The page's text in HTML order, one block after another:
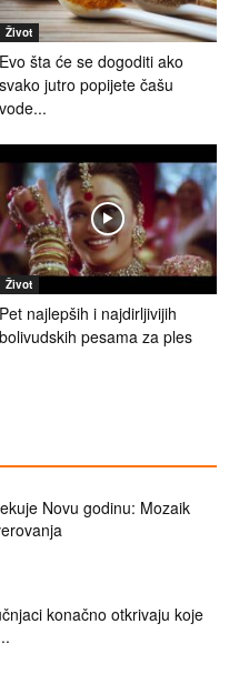
Život
Evo šta će se dogoditi ako
svako jutro popijete čašu
vode...
Život
Pet najlepših i najdirljivijih
bolivudskih pesama za ples
Novu godinu: Mozaik
konačno otkrivaju koje